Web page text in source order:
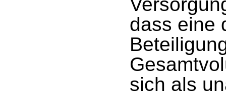
dass eine
sich als